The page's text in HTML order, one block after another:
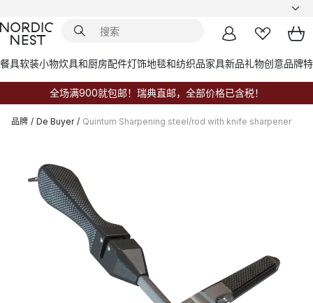
餐具软装小物炊具和厨房配件灯饰地毯和纺织品家具新品礼物创意品牌
全场满900就包邮！瑞典直邮，全部价格已含税！
品牌 / De Buyer / Quintum Sharpening steel/rod with knife sharpener